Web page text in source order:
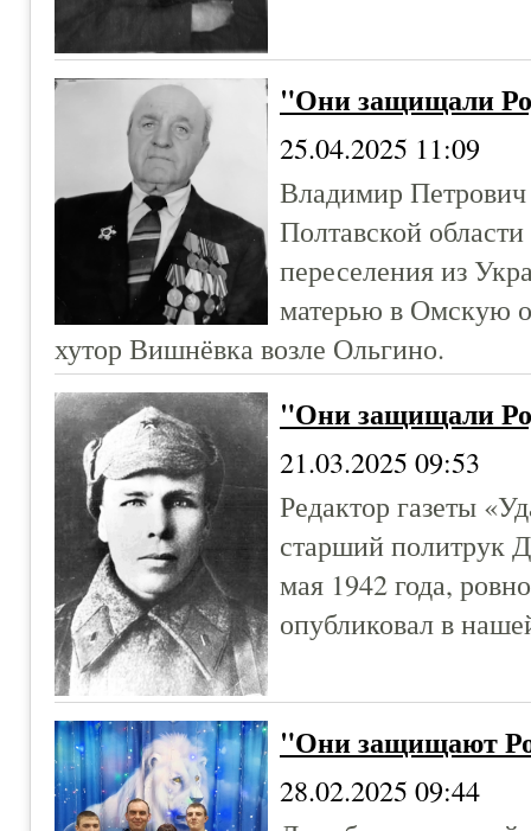
"Они защищали
25.04.2025 11:09
Владимир Петрович
Полтавской
переселения из
матерью в Омскую
хутор Вишнёвка возле Ольгино.
"Они защищали
21.03.2025 09:53
Редактор газеты
старший политрук
мая 1942 года,
опубликовал в
"Они защищают
28.02.2025 09:44